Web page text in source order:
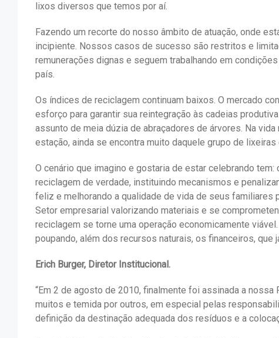
lixos diversos que temos por aí.
Fazendo um recorte do nosso âmbito de atuação, onde
incipiente. Nossos casos de sucesso são restritos e
remunerações dignas e seguem trabalhando em
país.
Os índices de reciclagem continuam baixos. O mercado
esforço para garantir sua reintegração às cadeias
assunto de meia dúzia de abraçadores de árvores. Na vida
estação, ainda se encontra muito daquele grupo de
O cenário que imagino e gostaria de estar celebrando
reciclagem de verdade, instituindo mecanismos e
feliz e melhorando a qualidade de vida de seus familiares
Setor empresarial valorizando materiais e se
reciclagem se torne uma operação economicamente
poupando, além dos recursos naturais, os financeiros, que
Erich Burger, Diretor Institucional.
“Em 2 de agosto de 2010, finalmente foi assinada a
muitos e temida por outros, em especial pelas
definição da destinação adequada dos resíduos e a